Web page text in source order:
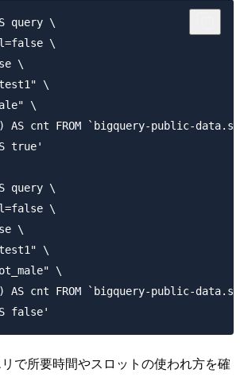
query \
\
\
\
\
AS cnt FROM `bigquery-public-
true'
query \
\
\
\
\
AS cnt FROM `bigquery-public-
で所要時間やスロットの使われ方を確